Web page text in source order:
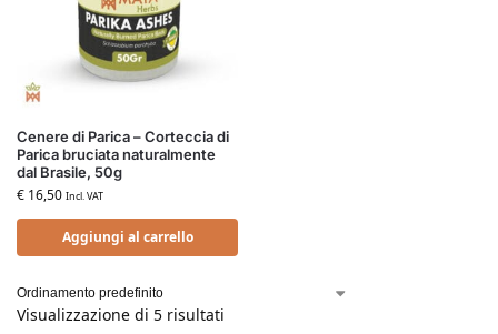
Cenere di Parica – Corteccia di
Parica bruciata naturalmente
dal Brasile, 50g
€ 16,50 Incl. VAT
Aggiungi al carrello
Visualizzazione di 5 risultati